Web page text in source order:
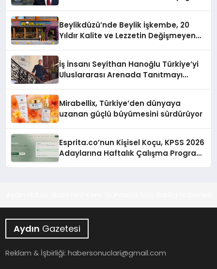
Hayata Geçirecek
Beylikdüzü’nde Beylik İşkembe, 20
Yıldır Kalite ve Lezzetin Değişmeyen
İş İnsanı Seyithan Hanoğlu Türkiye’yi
Uluslararası Arenada Tanıtmayı
Mirabellix, Türkiye’den dünyaya
uzanan güçlü büyümesini sürdürüyor
Esprita.co’nun Kişisel Koçu, KPSS 2026
Adaylarına Haftalık Çalışma Programı
Aydın Gazetesi
Reklam & İşbirliği:habersonuclari@gmail.com